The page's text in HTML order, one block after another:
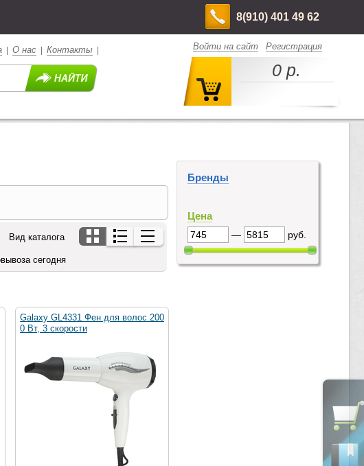
8(910) 401 49 62
О нас Контакты Войти на сайт Регистрация
0 р.
сегодня
каталога
Galaxy GL4331 Фен для волос 200
0 Вт, 3 скорости
Бренды
Цена
— руб.